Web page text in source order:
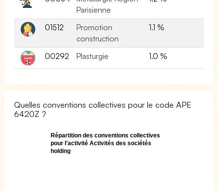
Parisienne
01512
Promotion
construction
1.1 %
00292 Plasturgie 1.0 %
Quelles conventions collectives pour le code APE
6420Z ?
Répartition des conventions collectives
pour l'activité Activités des sociétés
holding